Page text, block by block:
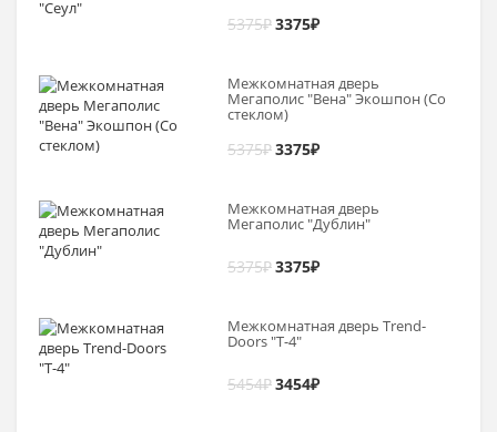
5375₽3375₽
Межкомнатная дверь
Мегаполис "Вена" Экошпон (Со
стеклом)
5375₽3375₽
Межкомнатная дверь
Мегаполис "Дублин"
5375₽3375₽
Межкомнатная дверь Trend-
Doоrs "Т-4"
5454₽3454₽